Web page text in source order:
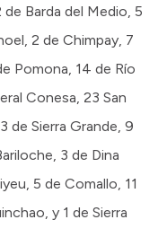
Barda del Medio, 5
2 de Chimpay, 7
Pomona, 14 de Río
Conesa, 23 San
de Sierra Grande, 9
3 de Dina
5 de Comallo, 11
y 1 de Sierra